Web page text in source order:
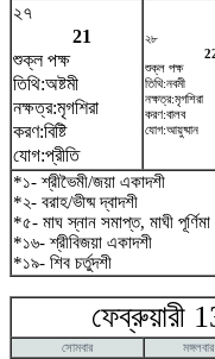
২৭
21
শুক্ল পক্ষ
তিথি:অষ্টমী
নক্ষত্র:মৃগশিরা
করণ:বিষ্টি
যোগ:প্রীতি
২৮
শুক্ল পক্ষ
তিথি:নবমী
নক্ষত্র:মৃগশিরা
করণ:বালব
যোগ:আয়ুষ্মান
*১- শ্রীভৈমী/জয়া একাদশী
*২- বরাহ/ভীষ্ম দ্বাদশী
*৫- মাঘ স্নান সমাপ্ত, মাঘী পূর্ণিমা
*১৬- শ্রীবিজয়া একাদশী
*১৯- শিব চর্তুদশী
সোমবার মঙ্গলবার